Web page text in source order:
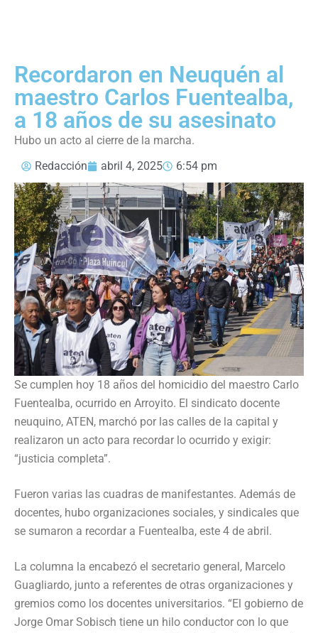
Recordaron en Neuquén al
maestro Carlos Fuentealba,
a 18 años de su asesinato
Hubo un acto al cierre de la marcha.
Redacción
abril 4, 2025 6:54 pm
Se cumplen hoy 18 años del homicidio del maestro Carlo
Fuentealba, ocurrido en Arroyito. El sindicato docente
neuquino, ATEN, marchó por las calles de la capital y
realizaron un acto para recordar lo ocurrido y exigir:
“justicia completa”.
Fueron varias las cuadras de manifestantes. Además de
docentes, hubo organizaciones sociales, y sindicales que
se sumaron a recordar a Fuentealba, este 4 de abril.
La columna la encabezó el secretario general, Marcelo
Guagliardo, junto a referentes de otras organizaciones y
gremios como los docentes universitarios. “El gobierno de
Jorge Omar Sobisch tiene un hilo conductor con lo que